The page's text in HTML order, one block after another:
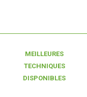
MEILLEURES
TECHNIQUES
DISPONIBLES